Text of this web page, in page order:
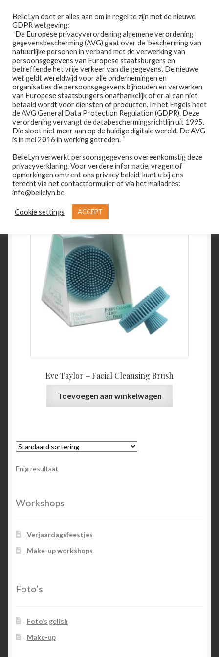
door
naar
navigatie
naar
de
inhoud
Menu
Home
Afspraak maken
Prijslijst
Winkel
Contact
Wie is Belle-Lyn ?
Home PRODUCTEN GETAGGED “EVE TAYLOR”
eve taylor
Enig resultaat
Eve Taylor – Facial Cleansing Brush
Toevoegen aan winkelwagen
Enig resultaat
Workshops
Verjaardagsfeestjes
Make-up workshops
Foto’s
Foto’s gelish
Make-up
BelleLyn doet er alles aan om in regel te zijn met de nieuwe
GDPR wetgeving:
“De Europese privacyverordening algemene verordening
gegevensbescherming (AVG) gaat over de ‘bescherming van
natuurlijke personen in verband met de verwerking van
persoonsgegevens van Europese staatsburgers en
betreffende het vrije verkeer van die gegevens’. De nieuwe
wet geldt wereldwijd voor alle ondernemingen en
organisaties die persoonsgegevens bijhouden en verwerken
van Europese staatsburgers onafhankelijk of er al dan niet
betaald wordt voor diensten of producten. In het Engels heet
de AVG General Data Protection Regulation (GDPR). Deze
verordening vervangt de databeschermingsrichtlijn uit 1995.
Die sloot niet meer aan op de huidige digitale wereld. De AVG
is in mei 2016 in werking getreden. “
BelleLyn verwerkt persoonsgegevens overeenkomstig deze
privacyverklaring. Voor verdere informatie, vragen of
opmerkingen omtrent ons privacy beleid, kunt u bij ons
terecht via het contactformulier of via het mailadres:
info@bellelyn.be
Cookie settings ACCEPT